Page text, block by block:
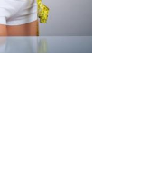
Упражнения для
крепкого пресса